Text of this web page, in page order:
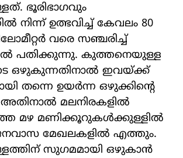
ഭൂരിഭാഗവും
നിന്ന് ഉത്ഭവിച്ച് കേവലം 80
വരെ സഞ്ചരിച്ച്
പതിക്കുന്നു. കുത്തനെയുള്ള
ഒഴുകുന്നതിനാൽ ഇവയ്ക്ക്
തന്നെ ഉയർന്ന ഒഴുക്കിന്റെ
മലനിരകളിൽ
മഴ മണിക്കൂറുകൾക്കുള്ളിൽ
മേഖലകളിൽ എത്തും.
സുഗമമായി ഒഴുകാൻ